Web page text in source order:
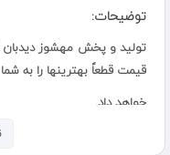
توضیحات:
تولید و پخش مهشوز دیدبان
قیمت قطعاً بهترینها را به
خواهد داد.
تمامی مدلهای داخل آگهی